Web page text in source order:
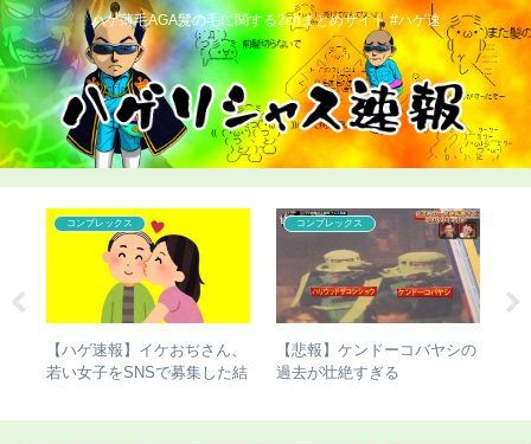
ハゲ薄毛AGA髪の毛に関する2chまとめサイト #ハゲ速
コンプレックス
【ハゲ速報】イケおぢさん、
若い女子をSNSで募集した結
コンプレックス
【悲報】ケンドーコバヤシの
過去が壮絶すぎる